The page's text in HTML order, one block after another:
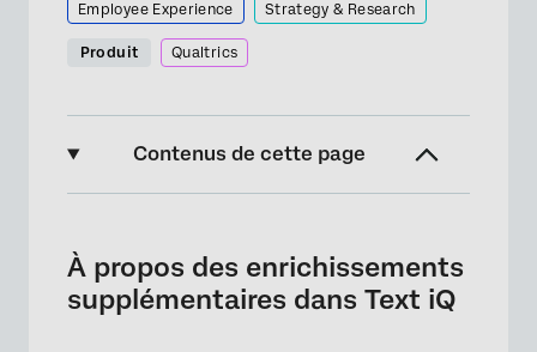
Employee Experience Strategy & Research
Produit Qualtrics
Contenus de cette page
Caractère exploitable
À propos des enrichissements
supplémentaires dans Text iQ